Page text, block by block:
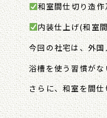
和室間仕切り造
内装仕上げ(和室
今回の社宅は、外
浴槽を使う習慣が
さらに、和室を間